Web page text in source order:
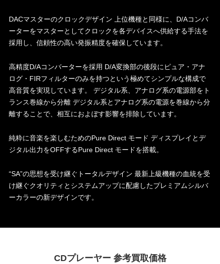
DACマスターのクロックデザイン 上位機種と同様に、D/Aコンバ
ーターをマスターとしてクロックを各デバイスへ供給する手法を
採用し、信頼性の高い発振精度を確保しています。
高精度D/Aコンバーターを採用 D/A変換部の後段にピュア・アナ
ログ・FIRフィルターのみを持つという極めてシンプルな構成で
高音質を実現しています。 デジタル系、アナログ系の電源部をト
ランス巻線から分離 デジタル系とアナログ系の電源を巻線から分
離することで、相互におよぼす影響を排除しています。
純粋に音楽を楽しむためのPure Direct モード ディスプレイとデ
ジタル出力をOFFするPure Direct モードを搭載。
“SA”の思想を受け継ぐトータルデザイン 最新上級機種の血統を受
け継ぐクオリティとシステムアップに配慮したプレミアムシルバ
ーカラーの新デザインです。
CDプレーヤー 参考買取価格